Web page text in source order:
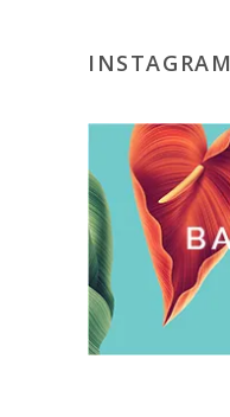
INSTAGRAM